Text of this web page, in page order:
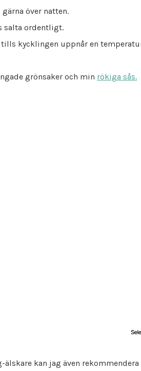
över natten.
salta ordentligt.
kycklingen uppnår en
grönsaker och min rökiga sås.
kan jag även